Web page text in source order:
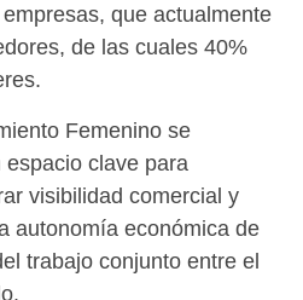
que actualmente
de las cuales 40%
Femenino se
clave para
visibilidad comercial y
autonomía económica de
trabajo conjunto entre el